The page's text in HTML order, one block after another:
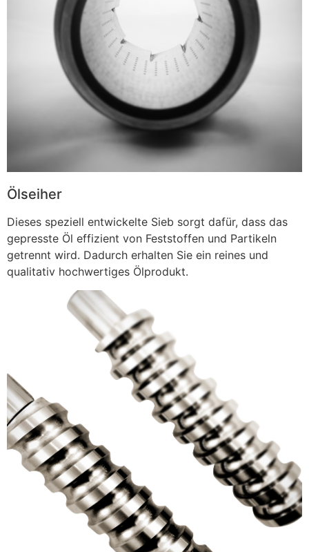
Ölseiher
Dieses speziell entwickelte Sieb sorgt dafür, dass das
gepresste Öl effizient von Feststoffen und Partikeln
getrennt wird. Dadurch erhalten Sie ein reines und
qualitativ hochwertiges Ölprodukt.